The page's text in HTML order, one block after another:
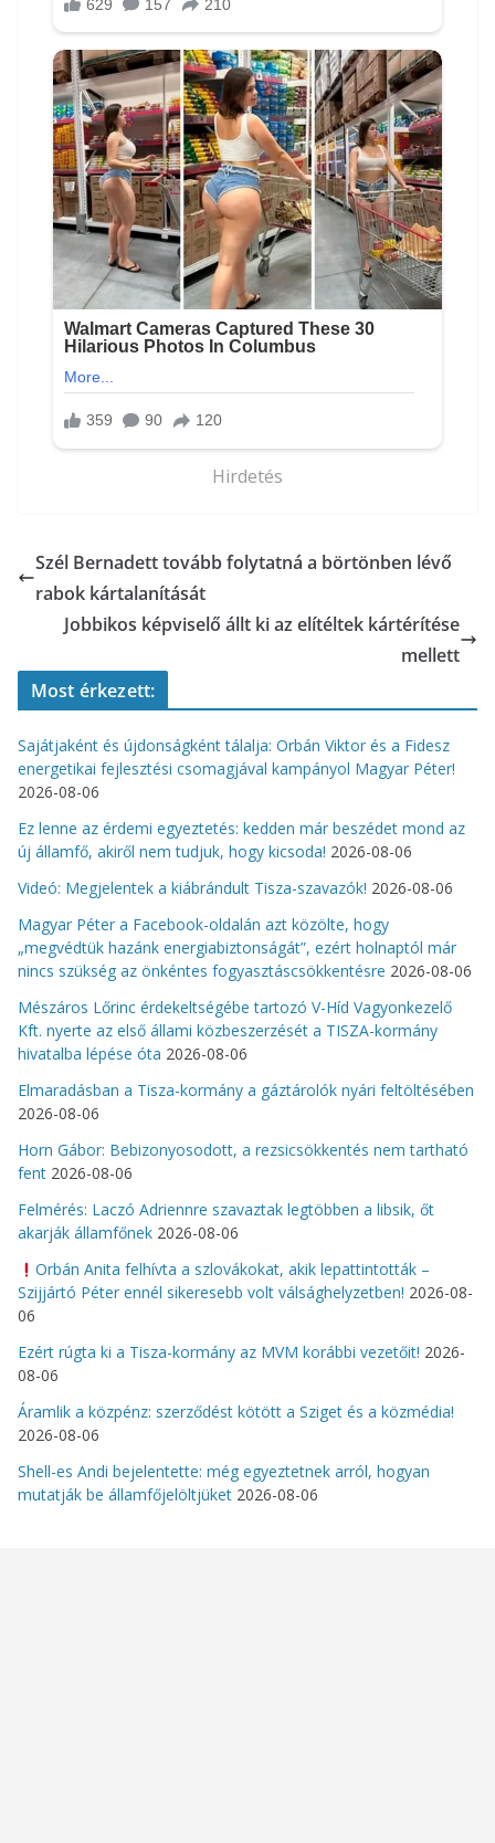
Hirdetés
Szél Bernadett tovább folytatná a börtönben lévő
rabok kártalanítását
Jobbikos képviselő állt ki az elítéltek kártérítése
mellett
Most érkezett:
Sajátjaként és újdonságként tálalja: Orbán Viktor és a Fidesz
energetikai fejlesztési csomagjával kampányol Magyar Péter!
2026-08-06
Ez lenne az érdemi egyeztetés: kedden már beszédet mond az
új államfő, akiről nem tudjuk, hogy kicsoda! 2026-08-06
Videó: Megjelentek a kiábrándult Tisza-szavazók! 2026-08-06
Magyar Péter a Facebook-oldalán azt közölte, hogy
„megvédtük hazánk energiabiztonságát”, ezért holnaptól már
nincs szükség az önkéntes fogyasztáscsökkentésre 2026-08-06
Mészáros Lőrinc érdekeltségébe tartozó V-Híd Vagyonkezelő
Kft. nyerte az első állami közbeszerzését a TISZA-kormány
hivatalba lépése óta 2026-08-06
Elmaradásban a Tisza-kormány a gáztárolók nyári feltöltésében
2026-08-06
Horn Gábor: Bebizonyosodott, a rezsicsökkentés nem tartható
fent 2026-08-06
Felmérés: Laczó Adriennre szavaztak legtöbben a libsik, őt
akarják államfőnek 2026-08-06
Orbán Anita felhívta a szlovákokat, akik lepattintották –
Szijjártó Péter ennél sikeresebb volt válsághelyzetben! 2026-08-
06
Ezért rúgta ki a Tisza-kormány az MVM korábbi vezetőit! 2026-
08-06
Áramlik a közpénz: szerződést kötött a Sziget és a közmédia!
2026-08-06
Shell-es Andi bejelentette: még egyeztetnek arról, hogyan
mutatják be államfőjelöltjüket 2026-08-06